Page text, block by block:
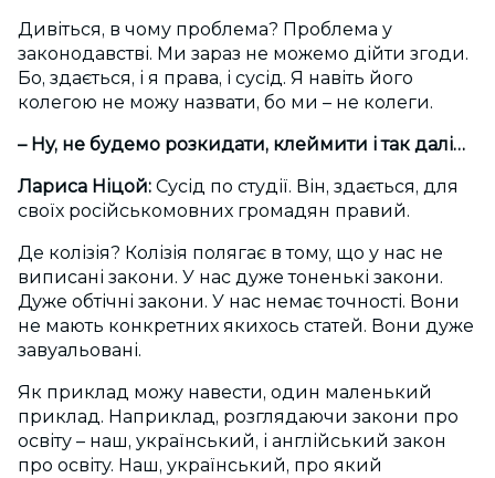
Дивіться, в чому проблема? Проблема у
законодавстві. Ми зараз не можемо дійти згоди.
Бо, здається, і я права, і сусід. Я навіть його
колегою не можу назвати, бо ми – не колеги.
– Ну, не будемо розкидати, клеймити і так далі…
Лариса Ніцой: Сусід по студії. Він, здається, для
своїх російськомовних громадян правий.
Де колізія? Колізія полягає в тому, що у нас не
виписані закони. У нас дуже тоненькі закони.
Дуже обтічні закони. У нас немає точності. Вони
не мають конкретних якихось статей. Вони дуже
завуальовані.
Як приклад можу навести, один маленький
приклад. Наприклад, розглядаючи закони про
освіту – наш, український, і англійський закон
про освіту. Наш, український, про який